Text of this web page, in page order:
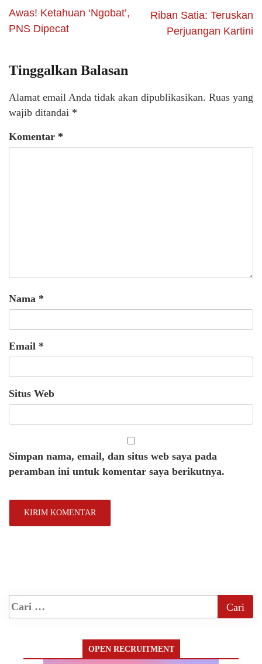
Awas! Ketahuan ‘Ngobat’,
PNS Dipecat
Riban Satia: Teruskan
Perjuangan Kartini
Tinggalkan Balasan
Alamat email Anda tidak akan dipublikasikan. Ruas yang
wajib ditandai *
Komentar *
Nama *
Email *
Situs Web
Simpan nama, email, dan situs web saya pada
peramban ini untuk komentar saya berikutnya.
OPEN RECRUITMENT